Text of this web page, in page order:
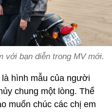
với bạn diễn trong MV mới.
là hình mẫu của người
chung một lòng. Thể
muốn chúc các chị em